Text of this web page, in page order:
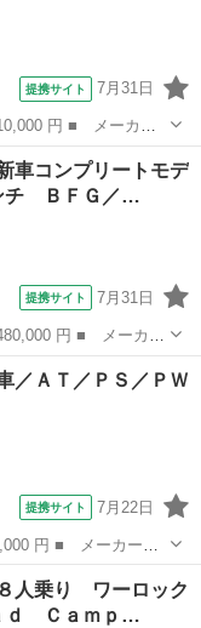
提携サイト 7月31日
ド名： Ｍ クリア
イドリングストッ
車コンプリートモデ
チ ＢＦＧ／…
提携サイト 7月31日
ード名： Ｐ 新車
ＦＧ／ＡＴタイヤ２
ＡＴ／ＰＳ／ＰＷ
提携サイト 7月22日
ド名： ＦＦ車／
■ ドア枚数： 5D
人乗り ワーロック
ｄ Ｃａｍｐ…